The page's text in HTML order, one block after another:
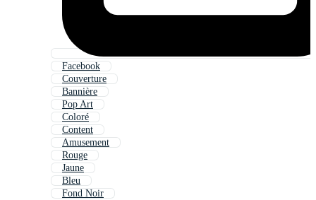
Facebook
Couverture
Bannière
Pop Art
Coloré
Content
Amusement
Rouge
Jaune
Bleu
Fond Noir